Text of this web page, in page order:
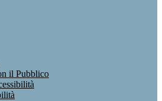
il Pubblico